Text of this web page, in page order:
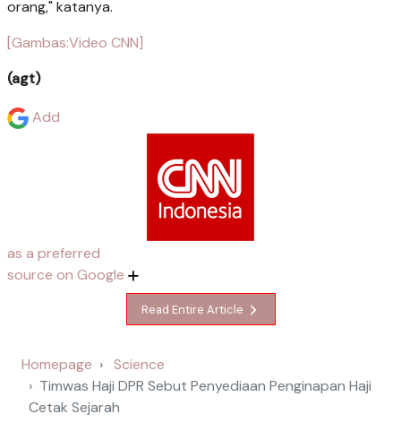
orang," katanya.
[Gambas:Video CNN]
(agt)
Add
as a preferred
source on Google
Read Entire Article
Homepage
Science
Timwas Haji DPR Sebut Penyediaan Penginapan Haji
Cetak Sejarah